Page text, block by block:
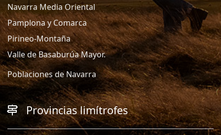
Navarra Media Oriental
Pamplona y Comarca
Pirineo-Montaña
Valle de Basaburúa Mayor.
Poblaciones de Navarra
Provincias limítrofes